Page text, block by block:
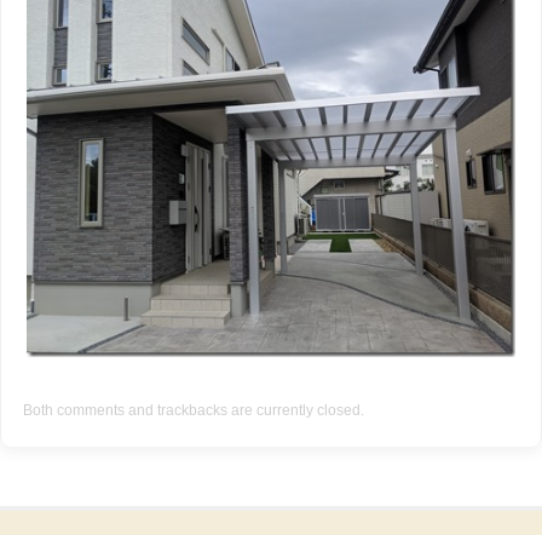
Both comments and trackbacks are currently closed.